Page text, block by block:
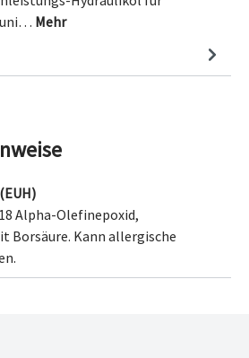
uni… Mehr
Alpha-Olefinepoxid,
Borsäure. Kann allergische